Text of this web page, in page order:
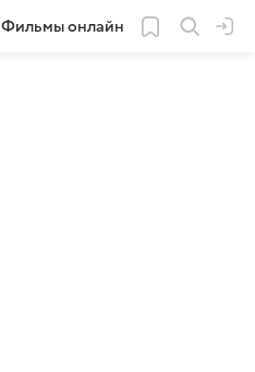
Фильмы онлайн